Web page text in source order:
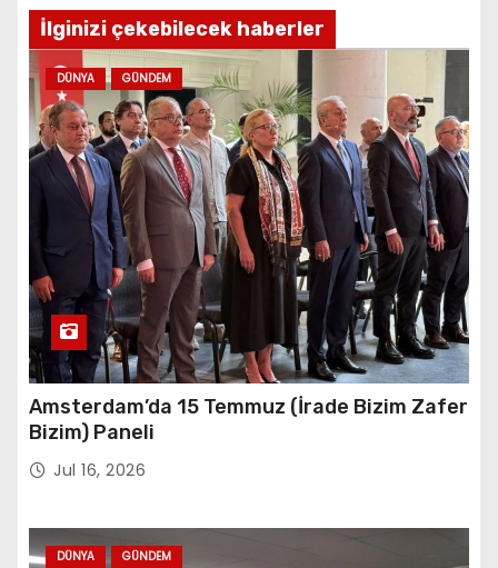
İlginizi çekebilecek haberler
DÜNYA GÜNDEM
Amsterdam’da 15 Temmuz (İrade Bizim Zafer
Bizim) Paneli
Jul 16, 2026
DÜNYA GÜNDEM